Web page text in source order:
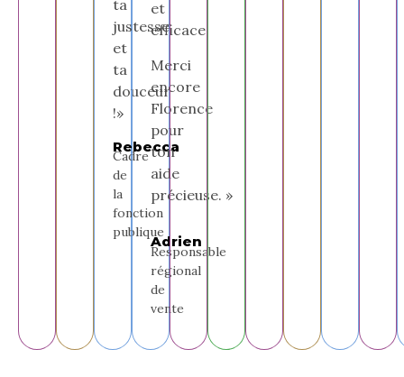
ta
justesse
et
ta
douceur
!»
Rebecca
Cadre
de
la
fonction
publique
et
efficace.
Merci
encore
Florence
pour
ton
aide
précieuse. »
Adrien
Responsable
régional
de
vente